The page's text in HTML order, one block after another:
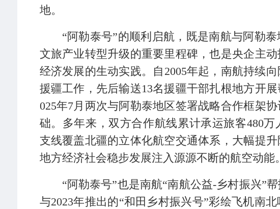
地。
“阿勒泰号”的顺利启航，既是南航与阿勒
文旅产业转型升级的重要里程碑，也是央企主
经济发展的生动实践。自2005年起，南航持续
援疆工作，先后输送13名援疆干部扎根地方开
025年7月两次与阿勒泰地区签署战略合作框架
础。多年来，双方合作航线累计承运旅客480万
支线覆盖北疆的立体化航空交通体系，大幅提
地方经济社会稳步发展注入源源不断的航空动能。
“阿勒泰号”也是南航“南航公益-乡村振兴”
与2023年推出的“和田乡村振兴号”彩绘飞机南